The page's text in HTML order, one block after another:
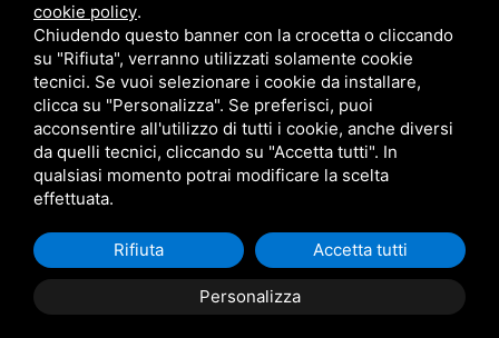
cookie policy.
Chiudendo questo banner con la crocetta o cliccando
su "Rifiuta", verranno utilizzati solamente cookie
tecnici. Se vuoi selezionare i cookie da installare,
clicca su "Personalizza". Se preferisci, puoi
acconsentire all'utilizzo di tutti i cookie, anche diversi
da quelli tecnici, cliccando su "Accetta tutti". In
qualsiasi momento potrai modificare la scelta
effettuata.
Personalizza
Rifiuta Accetta tutti
FAF FALEGNAMERIA ARTIGIANALE FACCINI DI FACCINI LUCA - C.F.E N.R.I.
FCCLCU74C12C980Q -SITEMAPQUESTO SITO È PROTETTO DA GOOGLE
RECAPTCHA V3,